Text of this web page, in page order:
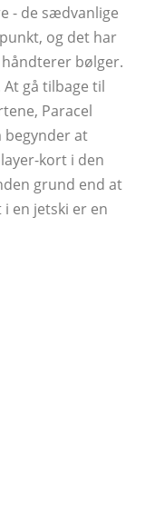
- de sædvanlige
og det har
håndterer bølger.
gå tilbage til
Paracel
begynder at
kort i den
grund end at
en jetski er en